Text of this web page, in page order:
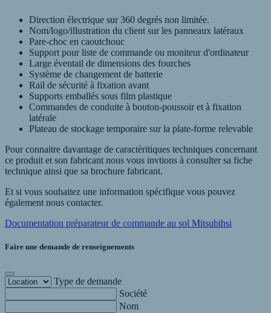
Direction électrique sur 360 degrés non limitée.
Nom/logo/illustration du client sur les panneaux latéraux
Pare-choc en caoutchouc
Support pour liste de commande ou moniteur d'ordinateur
Large éventail de dimensions des fourches
Système de changement de batterie
Rail de sécurité à fixation avant
Supports emballés sous film plastique
Commandes de conduite à bouton-poussoir et à fixation
latérale
Plateau de stockage temporaire sur la plate-forme relevable
Pour connaitre davantage de caractèritiques techniques concernant
ce produit et son fabricant nous vous invtions à consulter sa fiche
technique ainsi que sa brochure fabricant.
Et si vous souhaitez une information spécifique vous pouvez
également nous contacter.
Documentation préparateur de commande au sol Mitsubihsi
Faire une demande de renseignements
Type de demande
Société
Nom